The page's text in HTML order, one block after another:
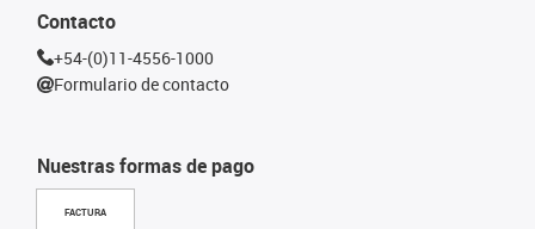
Nuestras formas de pago
FACTURA
Contacto
+54-(0)11-4556-1000
Formulario de contacto